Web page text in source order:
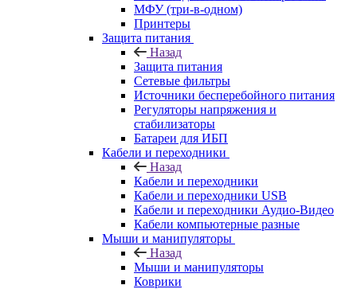
МФУ (три-в-одном)
Принтеры
Защита питания
Назад
Защита питания
Сетевые фильтры
Источники бесперебойного питания
Регуляторы напряжения и
стабилизаторы
Батареи для ИБП
Кабели и переходники
Назад
Кабели и переходники
Кабели и переходники USB
Кабели и переходники Аудио-Видео
Кабели компьютерные разные
Мыши и манипуляторы
Назад
Мыши и манипуляторы
Коврики